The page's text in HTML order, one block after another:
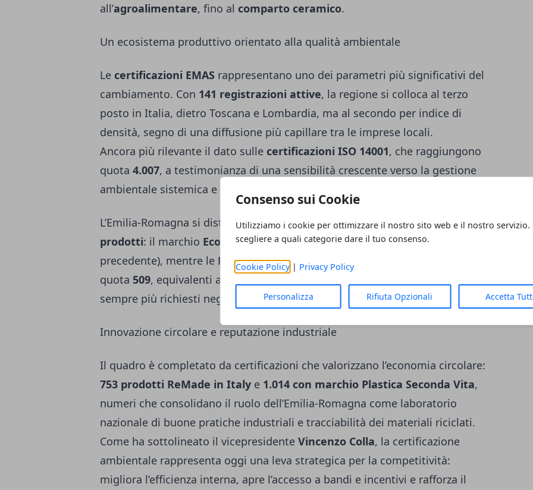
Consenso sui Cookie
Utilizziamo i cookie per ottimizzare il nostro sito web e il nostro servizio.
scegliere a quali categorie dare il tuo consenso.
Cookie Policy| Privacy Policy
Personalizza Rifiuta Opzionali Accetta
all’agroalimentare, fino al comparto ceramico.
Un ecosistema produttivo orientato alla qualità ambientale
Le certificazioni EMAS rappresentano uno dei parametri più significativi del
cambiamento. Con 141 registrazioni attive, la regione si colloca al terzo
posto in Italia, dietro Toscana e Lombardia, ma al secondo per indice di
densità, segno di una diffusione più capillare tra le imprese locali.
Ancora più rilevante il dato sulle certificazioni ISO 14001, che raggiungono
quota 4.007, a testimonianza di una sensibilità crescente verso la gestione
ambientale sistemica e la riduzione dell’impatto ecologico.
L’Emilia-Romagna si distingue anche nel campo dellacertificazione dei
prodotti: il marchio Ecolabel UEregistra52 licenze(+18% rispetto all’anno
precedente), mentre le Dichiarazioni ambientali di prodotto (EPD)
quota 509, equivalenti al 18% del totale nazionale. Si tratta di strumenti
sempre più richiesti negli appalti pubblici e nelle catene di fornitura green.
Innovazione circolare e reputazione industriale
Il quadro è completato da certificazioni che valorizzano l’economia circolare:
753 prodotti ReMade in Italy e 1.014 con marchio Plastica Seconda Vita,
numeri che consolidano il ruolo dell’Emilia-Romagna come laboratorio
nazionale di buone pratiche industriali e tracciabilità dei materiali riciclati.
Come ha sottolineato il vicepresidente Vincenzo Colla, la certificazione
ambientale rappresenta oggi una leva strategica per la competitività:
migliora l’efficienza interna, apre l’accesso a bandi e incentivi e rafforza il